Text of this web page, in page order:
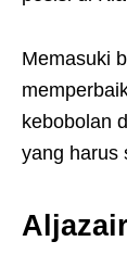
Memasuki
kebobolan
yang harus